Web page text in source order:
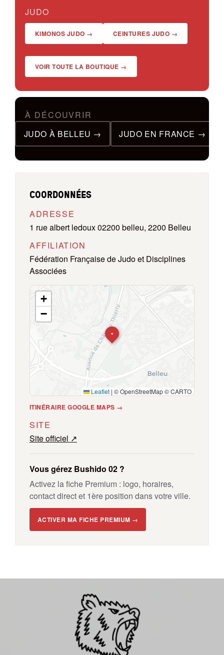
JUDO
KIMONOS JUDO → CEINTURES JUDO →
VOIR TOUTE LA BOUTIQUE →
À DÉCOUVRIR
JUDO À BELLEU →
JUDO EN FRANCE →
COORDONNÉES
ADRESSE
1 rue albert ledoux 02200 belleu, 2200 Belleu
AFFILIATION
Fédération Française de Judo et Disciplines
Associées
•
+
−
Leaflet | © OpenStreetMap © CARTO
ITINÉRAIRE GOOGLE MAPS →
SITE
Site officiel ↗
Vous gérez Bushido 02 ?
Activez la fiche Premium : logo, horaires,
contact direct et 1ère position dans votre ville.
ACTIVER MA FICHE PREMIUM →